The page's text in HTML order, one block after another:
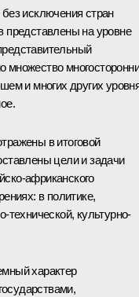
исключения стран
представлены на уровне
множество
и многих других
в итоговой
цели и задачи
африканского
в политике,
технической, культурно-
характер